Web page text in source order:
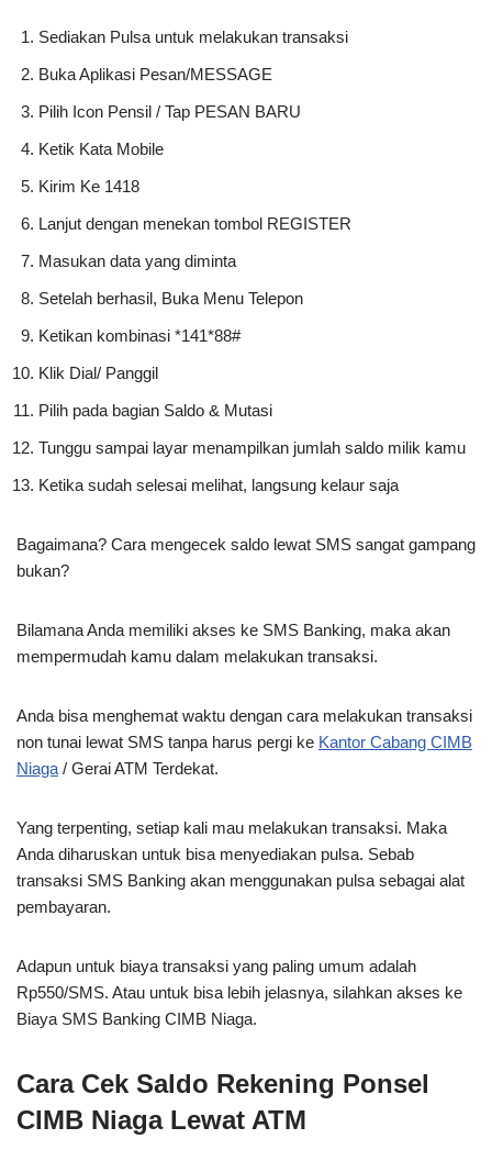
Sediakan Pulsa untuk melakukan transaksi
Buka Aplikasi Pesan/MESSAGE
Pilih Icon Pensil / Tap PESAN BARU
Ketik Kata Mobile
Kirim Ke 1418
Lanjut dengan menekan tombol REGISTER
Masukan data yang diminta
Setelah berhasil, Buka Menu Telepon
Ketikan kombinasi *141*88#
Klik Dial/ Panggil
Pilih pada bagian Saldo & Mutasi
Tunggu sampai layar menampilkan jumlah saldo milik kamu
Ketika sudah selesai melihat, langsung kelaur saja
Bagaimana? Cara mengecek saldo lewat SMS sangat gampang
bukan?
Bilamana Anda memiliki akses ke SMS Banking, maka akan
mempermudah kamu dalam melakukan transaksi.
Anda bisa menghemat waktu dengan cara melakukan transaksi
non tunai lewat SMS tanpa harus pergi ke Kantor Cabang CIMB
Niaga / Gerai ATM Terdekat.
Yang terpenting, setiap kali mau melakukan transaksi. Maka
Anda diharuskan untuk bisa menyediakan pulsa. Sebab
transaksi SMS Banking akan menggunakan pulsa sebagai alat
pembayaran.
Adapun untuk biaya transaksi yang paling umum adalah
Rp550/SMS. Atau untuk bisa lebih jelasnya, silahkan akses ke
Biaya SMS Banking CIMB Niaga.
Cara Cek Saldo Rekening Ponsel
CIMB Niaga Lewat ATM